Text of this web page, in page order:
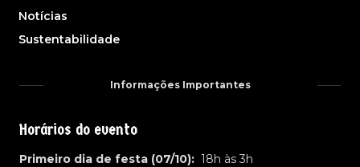
Notícias
Sustentabilidade
Informações Importantes
Horários do evento
Primeiro dia de festa (07/10): 18h às 3h